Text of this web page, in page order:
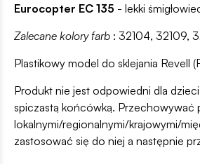
Eurocopter EC 135 - lekki
Zalecane kolory farb : 32104, 32109,
Plastikowy model do sklejania Revell
Produkt nie jest odpowiedni dla
spiczastą końcówką. Przechowywać
lokalnymi/regionalnymi/krajowymi/
zastosować się do niej a następnie